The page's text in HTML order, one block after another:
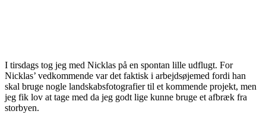
I tirsdags tog jeg med Nicklas på en spontan lille udflugt. For
Nicklas’ vedkommende var det faktisk i arbejdsøjemed fordi han
skal bruge nogle landskabsfotografier til et kommende projekt, men
jeg fik lov at tage med da jeg godt lige kunne bruge et afbræk fra
storbyen.